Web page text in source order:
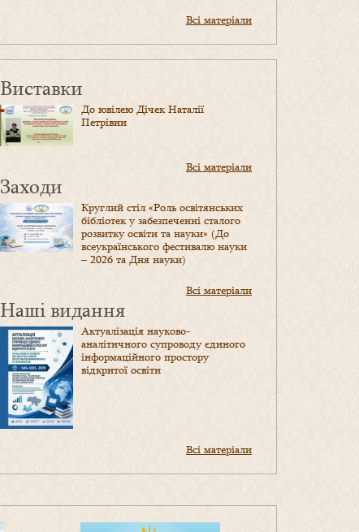
Всі матеріали
Виставки
До ювілею Дічек Наталії
Петрівни
Всі матеріали
Заходи
Круглий стіл «Роль освітянських
бібліотек у забезпеченні сталого
розвитку освіти та науки» (До
всеукраїнського фестивалю науки
– 2026 та Дня науки)
Всі матеріали
Наші видання
Актуалізація науково-
аналітичного супроводу єдиного
інформаційного простору
відкритої освіти
Всі матеріали